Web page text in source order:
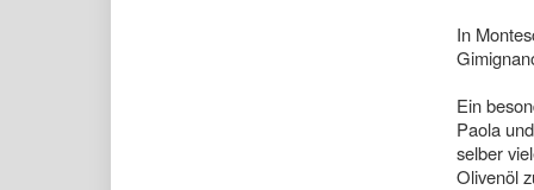
In
Ein
Paola
selber
Olivenöl